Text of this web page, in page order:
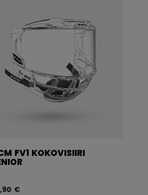
FV1 KOKOVISIIRI
€